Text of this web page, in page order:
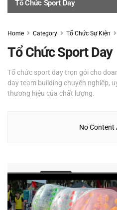
Tổ Chức Sport Day
Home Category Tổ Chức Sự Kiện
Tổ Chức Sport Day
Tổ chức sport day trọn gói cho
day team building chuyên nghiệp,
thương hiệu của chất lượng.
No Content